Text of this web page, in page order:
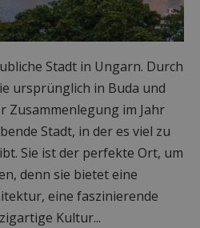
Stadt in Ungarn. Durch
ursprünglich in Buda und
Zusammenlegung im Jahr
Stadt, in der es viel zu
Sie ist der perfekte Ort, um
denn sie bietet eine
eine faszinierende
Kultur...